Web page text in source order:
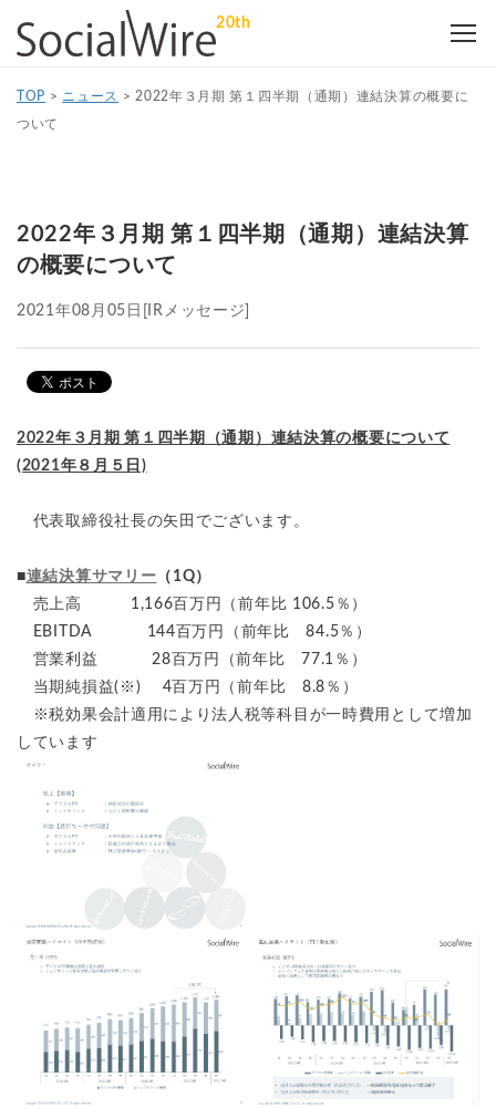
20th
TOP > ニュース > 2022年３月期 第１四半期（通期）連結決算の概要に
ついて
2022年３月期 第１四半期（通期）連結決算
の概要について
2021年08月05日 [IRメッセージ]
2022年３月期 第１四半期（通期）連結決算の概要について
(2021年８月５日)
代表取締役社長の矢田でございます。
■連結決算サマリー （1Q）
売上高 1,166百万円（前年比 106.5％）
EBITDA 144百万円（前年比 84.5％）
営業利益 28百万円（前年比 77.1％）
当期純損益(※) 4百万円（前年比 8.8％）
※税効果会計適用により法人税等科目が一時費用として増加
しています